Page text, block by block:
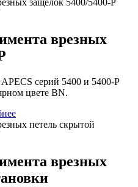
врезных
серий 5400 и 5400-P
цвете BN.
врезных